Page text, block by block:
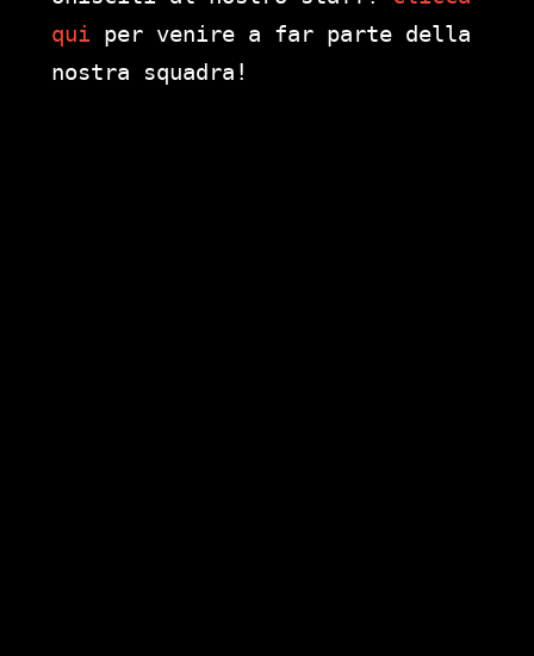
qui per venire a far parte della
nostra squadra!